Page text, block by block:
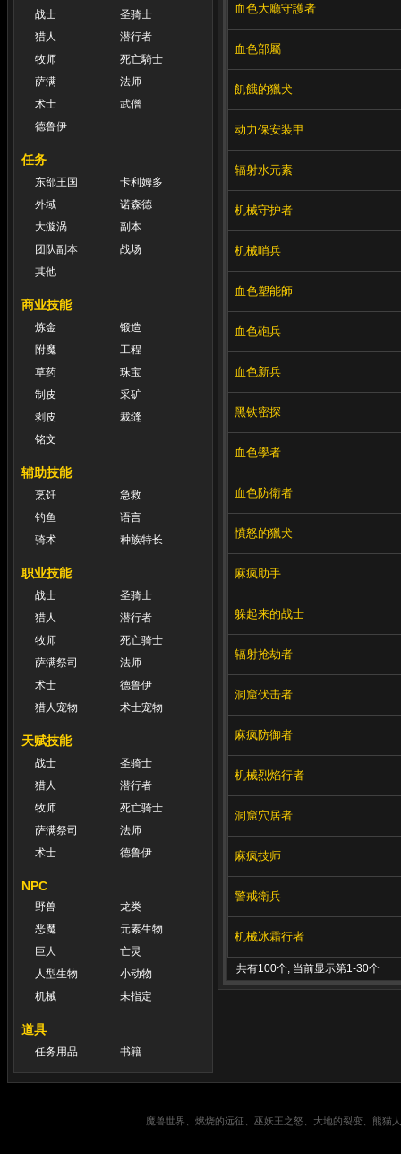
战士
圣骑士
猎人
潜行者
牧师
死亡騎士
萨满
法师
术士
武僧
德鲁伊
任务
东部王国
卡利姆多
外域
诺森德
大漩涡
副本
团队副本
战场
其他
商业技能
炼金
锻造
附魔
工程
草药
珠宝
制皮
采矿
剥皮
裁缝
铭文
辅助技能
烹饪
急救
钓鱼
语言
骑术
种族特长
职业技能
战士
圣骑士
猎人
潜行者
牧师
死亡骑士
萨满祭司
法师
术士
德鲁伊
猎人宠物
术士宠物
天赋技能
战士
圣骑士
猎人
潜行者
牧师
死亡骑士
萨满祭司
法师
术士
德鲁伊
NPC
野兽
龙类
恶魔
元素生物
巨人
亡灵
人型生物
小动物
机械
未指定
道具
任务用品 书籍
血色大廳守護者
血色部屬
飢餓的獵犬
动力保安装甲
辐射水元素
机械守护者
机械哨兵
血色塑能師
血色砲兵
血色新兵
黑铁密探
血色學者
血色防衛者
憤怒的獵犬
麻疯助手
躲起来的战士
辐射抢劫者
洞窟伏击者
麻疯防御者
机械烈焰行者
洞窟穴居者
麻疯技师
警戒衛兵
机械冰霜行者
共有100个, 当前显示第1-30个
魔兽世界、燃烧的远征、巫妖王之怒、大地的裂变、熊猫